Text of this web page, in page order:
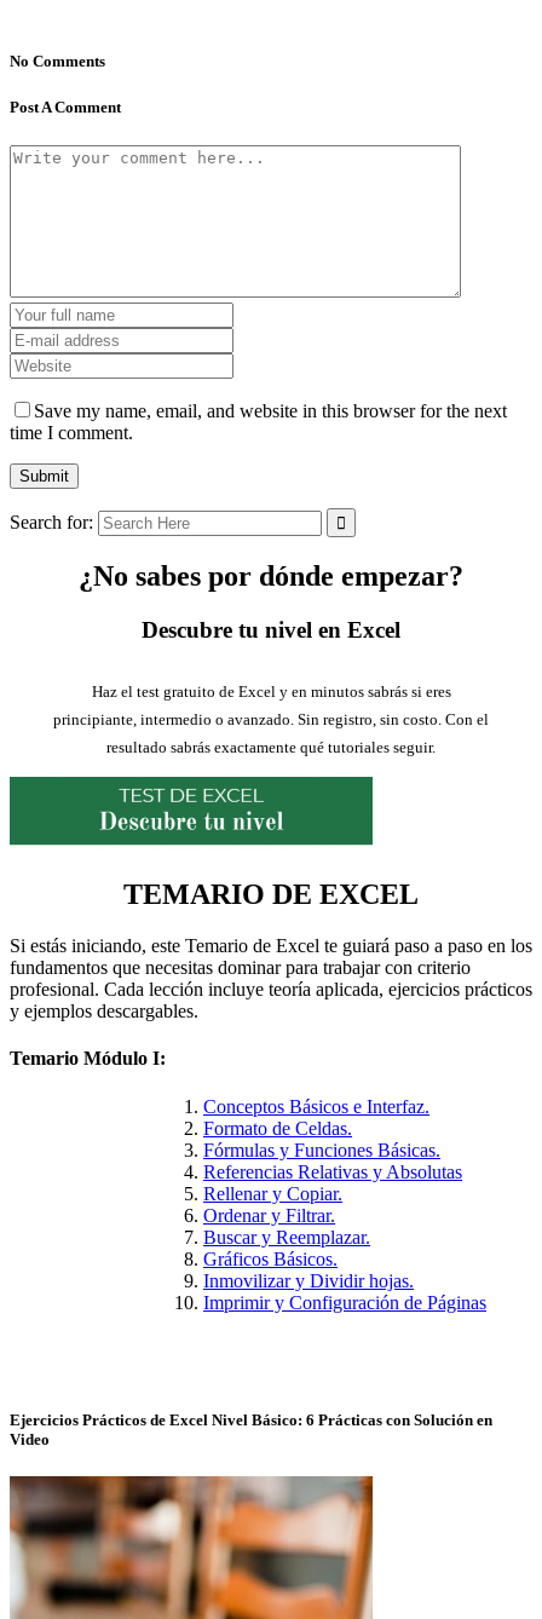
No Comments
Post A Comment
Save my name, email, and website in this browser for the next
time I comment.
Search for:
¿No sabes por dónde empezar?
Descubre tu nivel en Excel
Haz el test gratuito de Excel y en minutos sabrás si eres
principiante, intermedio o avanzado. Sin registro, sin costo. Con el
resultado sabrás exactamente qué tutoriales seguir.
TEMARIO DE EXCEL
Si estás iniciando, este Temario de Excel te guiará paso a paso en los
fundamentos que necesitas dominar para trabajar con criterio
profesional. Cada lección incluye teoría aplicada, ejercicios prácticos
y ejemplos descargables.
Temario Módulo I:
Conceptos Básicos e Interfaz.
Formato de Celdas.
Fórmulas y Funciones Básicas.
Referencias Relativas y Absolutas
Rellenar y Copiar.
Ordenar y Filtrar.
Buscar y Reemplazar.
Gráficos Básicos.
Inmovilizar y Dividir hojas.
Imprimir y Configuración de Páginas
Ejercicios Prácticos de Excel Nivel Básico: 6 Prácticas con Solución en
Video